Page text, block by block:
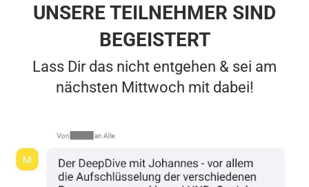
UNSERE TEILNEHMER SIND
BEGEISTERT
Lass Dir das nicht entgehen & sei am
nächsten Mittwoch mit dabei!